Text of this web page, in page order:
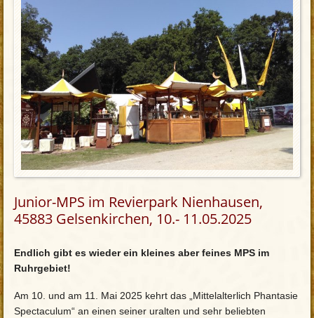
Junior-MPS im Revierpark Nienhausen,
45883 Gelsenkirchen, 10.- 11.05.2025
Endlich gibt es wieder ein kleines aber feines MPS im
Ruhrgebiet!
Am 10. und am 11. Mai 2025 kehrt das „Mittelalterlich Phantasie
Spectaculum“ an einen seiner uralten und sehr beliebten